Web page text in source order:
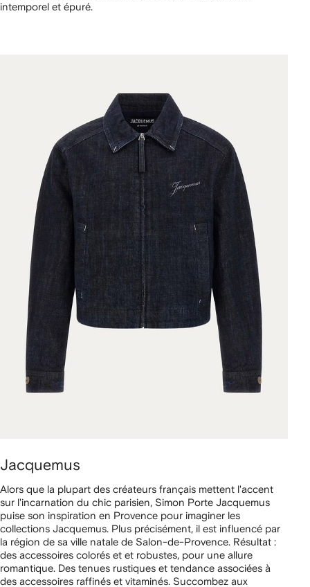
intemporel et épuré.
Jacquemus
Alors que la plupart des créateurs français mettent l'accent
sur l'incarnation du chic parisien, Simon Porte Jacquemus
puise son inspiration en Provence pour imaginer les
collections Jacquemus. Plus précisément, il est influencé par
la région de sa ville natale de Salon-de-Provence. Résultat :
des accessoires colorés et et robustes, pour une allure
romantique. Des tenues rustiques et tendance associées à
des accessoires raffinés et vitaminés. Succombez aux